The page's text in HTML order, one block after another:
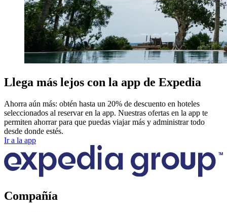
Llega más lejos con la app de Expedia
Ahorra aún más: obtén hasta un 20% de descuento en hoteles
seleccionados al reservar en la app. Nuestras ofertas en la app te
permiten ahorrar para que puedas viajar más y administrar todo
desde donde estés.
Ir a la app
Compañía